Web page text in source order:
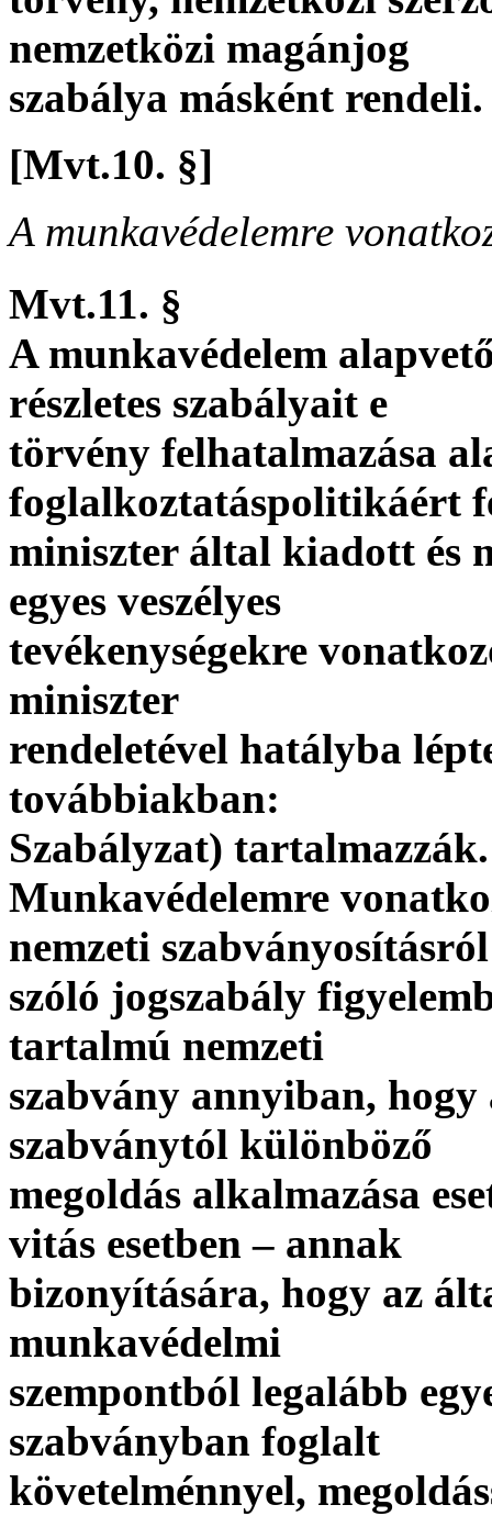
nemzetközi magánjog
szabálya másként rendeli.
[Mvt.10. §]
A munkavédelemre
Mvt.11. §
A munkavédelem
részletes szabályait e
törvény felhatalmazása
foglalkoztatáspolitikáért
miniszter által kiadott és
egyes veszélyes
tevékenységekre
miniszter
rendeletével hatályba
továbbiakban:
Szabályzat) tartalmazzák.
Munkavédelemre
nemzeti szabványosításról
szóló jogszabály
tartalmú nemzeti
szabvány annyiban,
szabványtól különböző
megoldás alkalmazása
vitás esetben – annak
bizonyítására, hogy az
munkavédelmi
szempontból legalább
szabványban foglalt
követelménnyel,